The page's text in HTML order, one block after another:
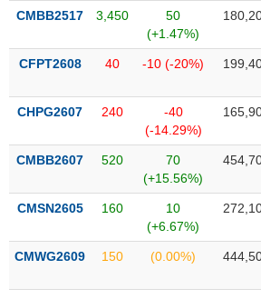
chính
tích
thuật
sơ
doanh
Tin
CMBB2517 3,450
50
(+1.47%)
CFPT2608 40 -10 (-20%)
CHPG2607 240
-40
(-14.29%)
CMBB2607 520
70
(+15.56%)
CMSN2605 160
10
(+6.67%)
CMWG2609 150 (0.00%)
NĂNG
VẬT
CÔNG